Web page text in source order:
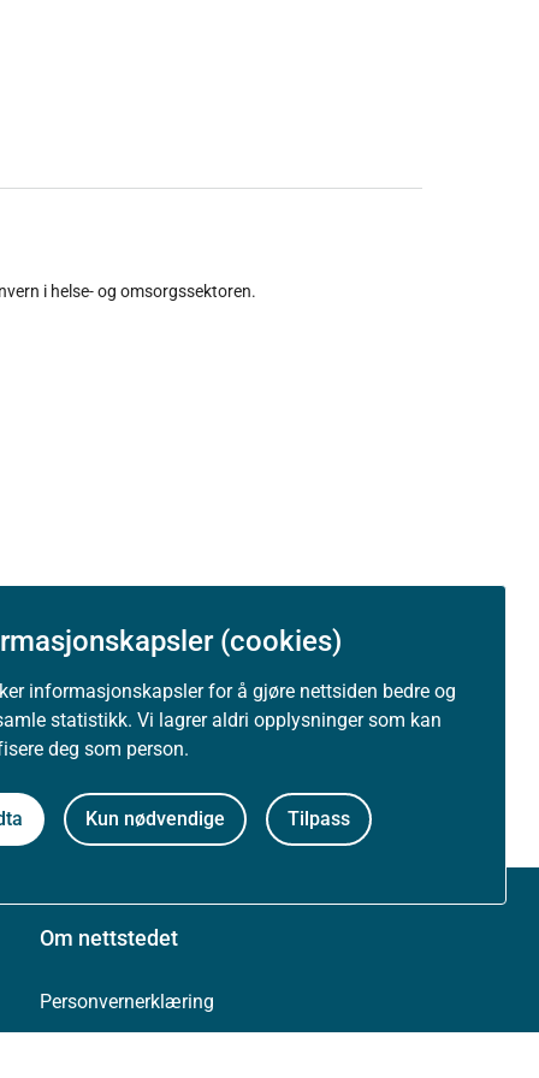
(cookies)
informasjonskapsler for å gjøre nettsiden bedre og
statistikk. Vi lagrer aldri opplysninger som kan
deg som person.
Kun nødvendige Tilpass
i helse- og omsorgssektoren.
Om nettstedet
Personvernerklæring